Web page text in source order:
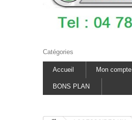
Catégories
Accueil Mon compte
BONS PLAN